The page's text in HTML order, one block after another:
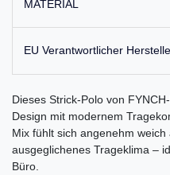
MATERIAL
EU Verantwortlicher
Dieses Strick-Polo von
Design mit modernem
Mix fühlt sich angenehm
ausgeglichenes Trageklima –
Büro.